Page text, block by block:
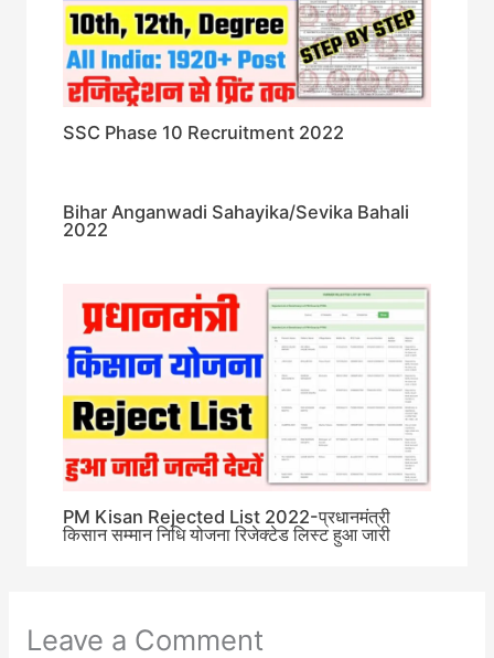
SSC Phase 10 Recruitment 2022
Bihar Anganwadi Sahayika/Sevika Bahali
2022
PM Kisan Rejected List 2022-प्रधानमंत्री
किसान सम्मान निधि योजना रिजेक्टेड लिस्ट हुआ जारी
Leave a Comment